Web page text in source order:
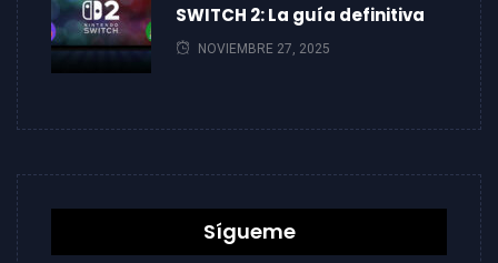
SWITCH 2: La guía definitiva
NOVIEMBRE 27, 2025
Sígueme